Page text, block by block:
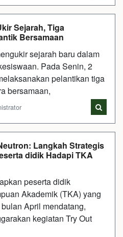
Sejarah, Tiga
Bersamaan
sejarah baru dalam
Pada Senin, 2
pelantikan tiga
bersamaan,
Langkah Strategis
didik Hadapi TKA
peserta didik
Akademik (TKA) yang
April mendatang,
kegiatan Try Out